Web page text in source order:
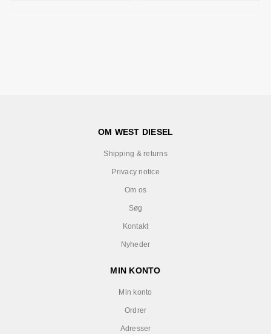
OM WEST DIESEL
Shipping & returns
Privacy notice
Om os
Søg
Kontakt
Nyheder
MIN KONTO
Min konto
Ordrer
Adresser